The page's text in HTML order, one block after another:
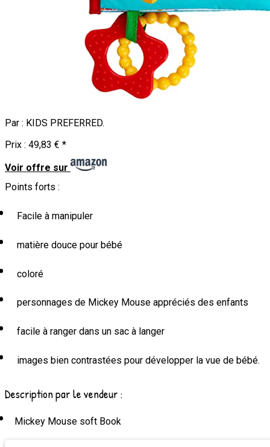
Par : KIDS PREFERRED.
Prix : 49,83 € *
Voir offre sur
Points forts :
Facile à manipuler
matière douce pour bébé
coloré
personnages de Mickey Mouse appréciés des enfants
facile à ranger dans un sac à langer
images bien contrastées pour développer la vue de bébé.
Description par le vendeur :
Mickey Mouse soft Book